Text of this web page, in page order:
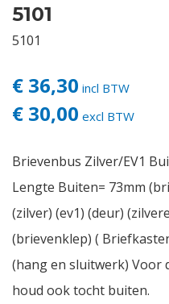
5101
5101
€ 36,30 incl BTW
€ 30,00 excl BTW
Brievenbus Zilver/EV1
Lengte Buiten= 73mm
(zilver) (ev1) (deur)
(brievenklep) (
(hang en sluitwerk) Voor
houd ook tocht buiten.